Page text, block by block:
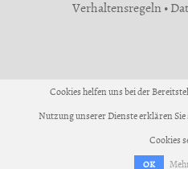
Verhaltensregeln•
Cookies helfen uns bei der
Nutzung unserer Dienste erklären
Cookies
OK